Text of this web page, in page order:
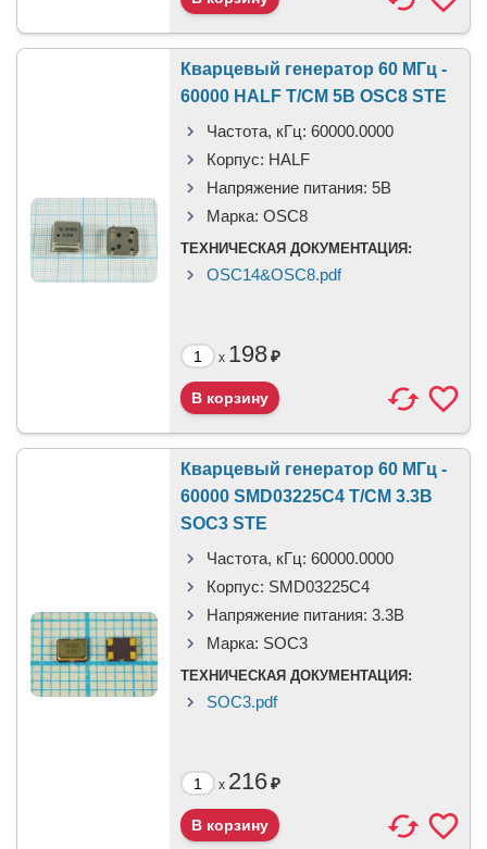
Кварцевый генератор 60 МГц -
60000 HALF T/CM 5В OSC8 STE
Частота, кГц: 60000.0000
Корпус: HALF
Напряжение питания: 5В
Марка: OSC8
ТЕХНИЧЕСКАЯ ДОКУМЕНТАЦИЯ:
OSC14&OSC8.pdf
x 198₽
Кварцевый генератор 60 МГц -
60000 SMD03225C4 T/CM 3.3В
SOC3 STE
Частота, кГц: 60000.0000
Корпус: SMD03225C4
Напряжение питания: 3.3В
Марка: SOC3
ТЕХНИЧЕСКАЯ ДОКУМЕНТАЦИЯ:
SOC3.pdf
x 216₽